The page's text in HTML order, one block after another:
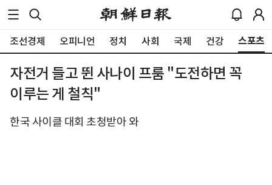
조선경제 오피니언 정치 사회 국제 건강 스포츠
자전거 들고 뛴 사나이 프룸 "도전하면 꼭
이루는 게 철칙"
한국 사이클 대회 초청받아 와